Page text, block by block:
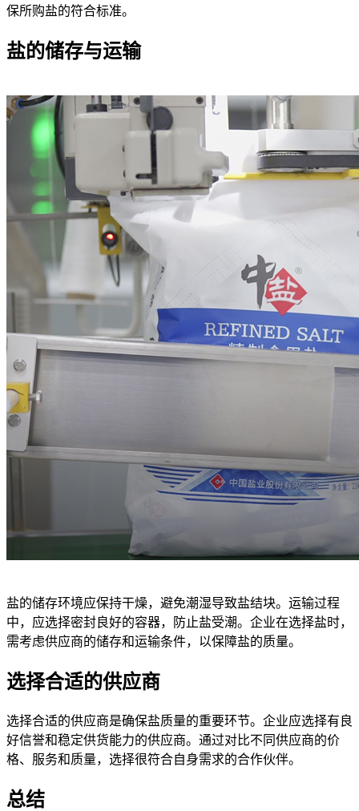
保所购盐的符合标准。
盐的储存与运输
盐的储存环境应保持干燥，避免潮湿导致盐结块。运输过程
中，应选择密封良好的容器，防止盐受潮。企业在选择盐时，
需考虑供应商的储存和运输条件，以保障盐的质量。
选择合适的供应商
选择合适的供应商是确保盐质量的重要环节。企业应选择有良
好信誉和稳定供货能力的供应商。通过对比不同供应商的价
格、服务和质量，选择很符合自身需求的合作伙伴。
总结